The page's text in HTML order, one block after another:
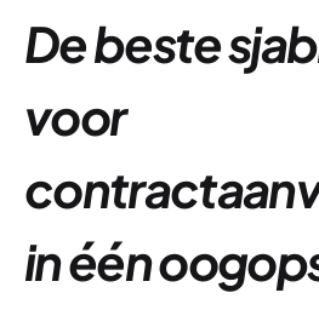
De beste
voor
in één